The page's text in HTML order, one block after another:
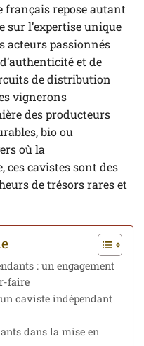
français repose autant
sur l’expertise unique
acteurs passionnés
et de
de distribution
vignerons
des producteurs
bio ou
où la
cavistes sont des
de trésors rares et
: un engagement
faire
caviste indépendant
dans la mise en